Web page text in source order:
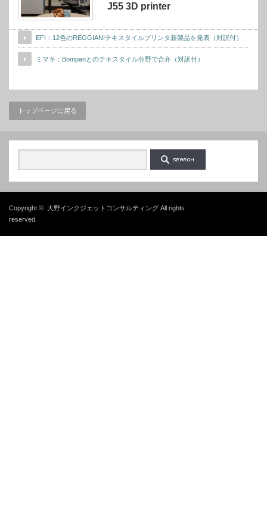
J55 3D printer
EFI：12色のREGGIANIテキスタイルプリンタ新製品を発表（対訳付）
ミマキ：Bompanとのテキスタイル分野で合弁（対訳付）
トップページに戻る
Copyright © 大野インクジェットコンサルティング All rights
reserved.